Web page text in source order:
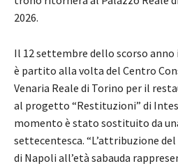
2026.
Il 12 settembre dello scorso
è partito alla volta del Centro
Venaria Reale di Torino per il
al progetto “Restituzioni” di
momento è stato sostituito da
settecentesca. “L’attribuzione
di Napoli all’età sabauda